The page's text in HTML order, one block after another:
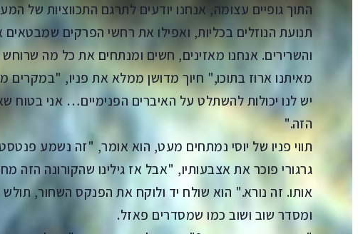
התוך גופיים עצומה, אנחנו יודעים לתרגם התכווציות של
תנועת הנוזלים בכליות, ואפילו את רחשי הפרקים
והשרירים. אנחנו מאזינים, חשים ומנתחים את כל מה
מאיתנו ארוז בתוכו," חיוך מדושן ממלא את פניו, "במקרים
יש לנו יכולות להשתלט על האיברים הפנימיים… אני בטוח
הזה."
תווי פניו של יוסי נמתחים מעט, הוא אומר, "זה נשמע
גרגורי פוכר את אצבעותיו, "אבל אז גילינו שהקורונה הזה
אותו. זה נורא." הוא שולח יד ולוקח את הפנקס השחור,
ומסדר שוב ושוב כמו שמסדרים פאזל.